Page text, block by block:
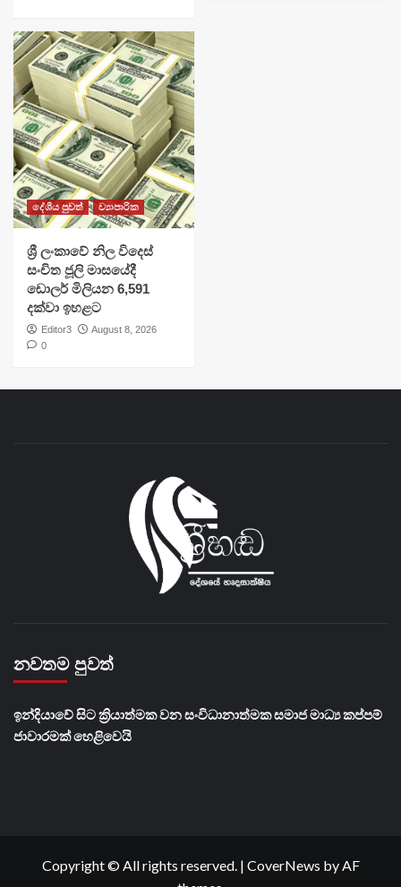
දේශීය පුවත් ව්‍යාපාරික
ශ්‍රී ලංකාවේ නිල විදෙස්
සංචිත ජූලි මාසයේදී
ඩොලර් මිලියන 6,591
දක්වා ඉහළට
Editor3
August 8, 2026
0
නවතම පුවත්
​ඉන්දියාවේ සිට ක්‍රියාත්මක වන සංවිධානාත්මක සමාජ මාධ්‍ය කප්පම්
ජාවාරමක් හෙළිවෙයි
Copyright © All rights reserved. | CoverNews by AF